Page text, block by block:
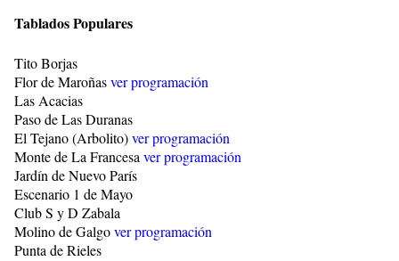
Tablados Populares
Tito Borjas
Flor de Maroñasver programación
Las Acacias
Paso de Las Duranas
El Tejano (Arbolito)ver programación
Monte de La Francesaver programación
Jardín de Nuevo París
Escenario 1 de Mayo
Club S y D Zabala
Molino de Galgover programación
Punta de Rieles